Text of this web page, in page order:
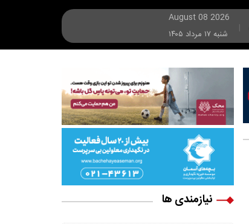
|
August 08 2026
شنبه ۱۷ مرداد ۱۴۰۵
نیازمندی ها